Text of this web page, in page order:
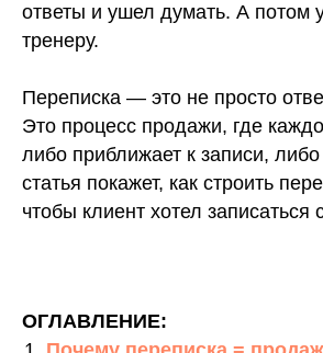
ответы и ушел думать. А потом
тренеру.
Переписка — это не просто
Это процесс продажи, где
либо приближает к записи,
статья покажет, как строить
чтобы клиент хотел записаться
ОГЛАВЛЕНИЕ: